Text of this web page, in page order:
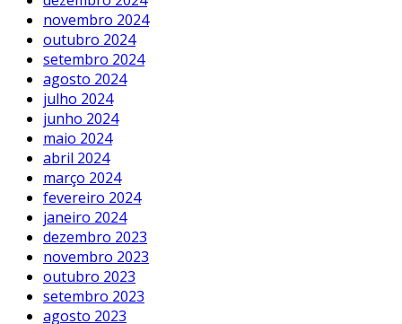
novembro 2024
outubro 2024
setembro 2024
agosto 2024
julho 2024
junho 2024
maio 2024
abril 2024
março 2024
fevereiro 2024
janeiro 2024
dezembro 2023
novembro 2023
outubro 2023
setembro 2023
agosto 2023